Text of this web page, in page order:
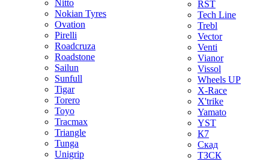
Nitto
Nokian Tyres
Ovation
Pirelli
Roadcruza
Roadstone
Sailun
Sunfull
Tigar
Torero
Toyo
Tracmax
Triangle
Tunga
Unigrip
RST
Tech Line
Trebl
Vector
Venti
Vianor
Vissol
Wheels UP
X-Race
X'trike
Yamato
YST
К7
Скад
ТЗСК